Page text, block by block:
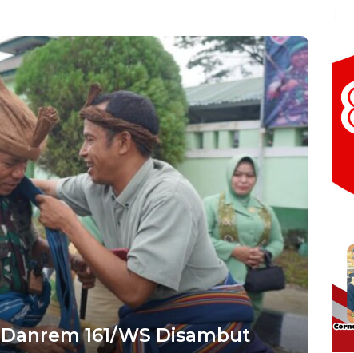
161/WS Disambut